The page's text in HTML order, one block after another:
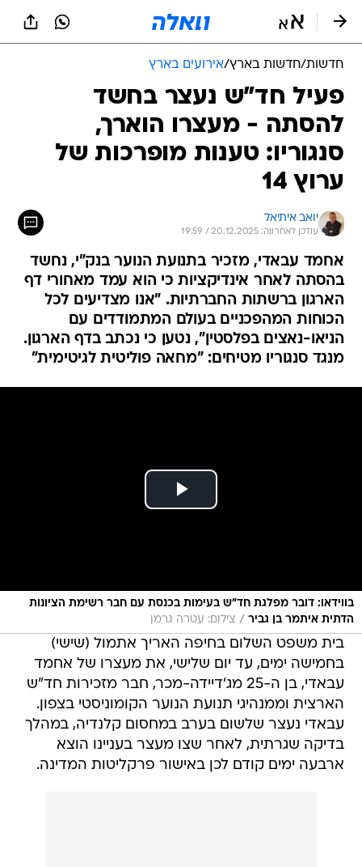
חדשות/חדשות בארץ/אירועים בארץ
פעיל חד"ש נעצר בחשד
להסתה - מעצרו הוארך,
סנגוריו: טענות מופרכות של
ערוץ 14
יואב איתיאל
עודכן לאחרונה: 20.12.2025 / 19:59
אחמד עבאדי, מזכיר בתנועת הנוער בנק"י, נחשד
בהסתה לאחר אינדיקציות כי הוא עמד מאחורי דף
הארגון ברשתות החברתיות. "אנו מצדיעים לכל
הכוחות המהפכניים בעולם המתמודדים עם
הניאו-נאצים בפלסטין", נטען כי נכתב בדף הארגון.
מנגד סנגוריו מטיחים: "מחאה פוליטית לגיטימית"
בווידאו: דובר מפלגת חד"ש בעימות בכנסת עם חבר רשימת הציונות
הדתית איתמר בן גביר / צילום: עטרה גרמן
בית משפט השלום בחיפה האריך אתמול (שישי)
בחמישה ימים, עד יום שלישי, את מעצרו של אחמד
עבאדי, בן ה-25 מג'דיידה-מכר, חבר מזכירות חד"ש
הארצית וממנהיגי תנועת הנוער הקומוניסטי בצפון.
עבאדי נעצר שלשום בערב במחסום קלנדיה, במהלך
בדיקה שגרתית, לאחר שצו מעצר בעניינו הוצא
ארבעה ימים קודם לכן באישור פרקליטות המדינה.